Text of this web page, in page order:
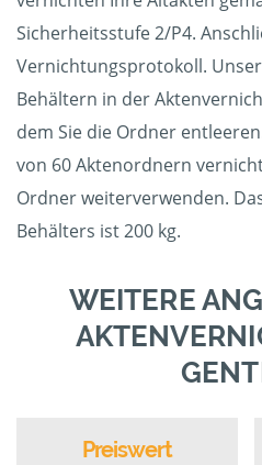
Sicherheitsstufe 2/P4.
Vernichtungsprotokoll.
Behältern in der
dem Sie die Ordner
von 60 Aktenordnern
Ordner weiterverwenden.
Behälters ist 200 kg.
WEITERE
Preiswert